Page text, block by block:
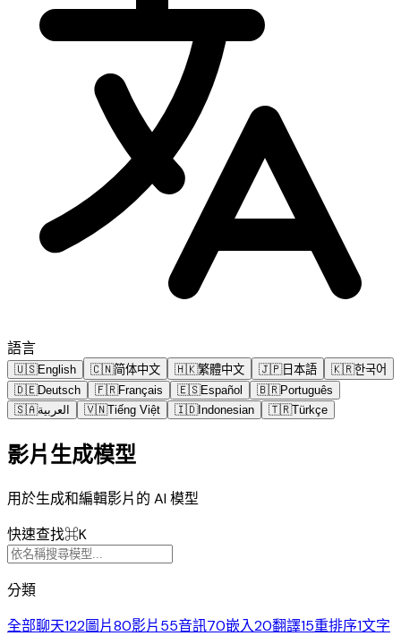
語言
🇺🇸English 🇨🇳简体中文 🇭🇰繁體中文 🇯🇵日本語 🇰🇷한국어
🇩🇪Deutsch 🇫🇷Français 🇪🇸Español 🇧🇷Português
🇸🇦العربية 🇻🇳Tiếng Việt 🇮🇩Indonesian 🇹🇷Türkçe
影片生成模型
用於生成和編輯影片的 AI 模型
快速查找⌘K
分類
全部聊天122圖片80影片55音訊70嵌入20翻譯15重排序1文字